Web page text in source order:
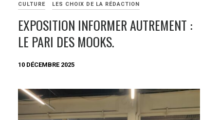
CULTURE LES CHOIX DE LA RÉDACTION
EXPOSITION INFORMER AUTREMENT :
LE PARI DES MOOKS.
10 DÉCEMBRE 2025